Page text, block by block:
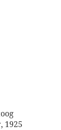
1925